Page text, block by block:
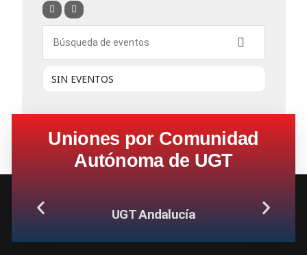
SIN EVENTOS
Uniones por Comunidad
Autónoma de UGT
UGT Andalucía